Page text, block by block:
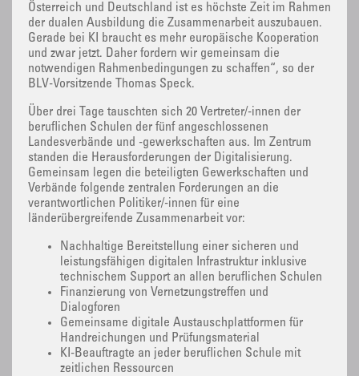
Österreich und Deutschland ist es höchste Zeit im Rahmen
der dualen Ausbildung die Zusammenarbeit auszubauen.
Gerade bei KI braucht es mehr europäische Kooperation
und zwar jetzt. Daher fordern wir gemeinsam die
notwendigen Rahmenbedingungen zu schaffen“, so der
BLV-Vorsitzende Thomas Speck.
Über drei Tage tauschten sich 20 Vertreter/-innen der
beruflichen Schulen der fünf angeschlossenen
Landesverbände und -gewerkschaften aus. Im Zentrum
standen die Herausforderungen der Digitalisierung.
Gemeinsam legen die beteiligten Gewerkschaften und
Verbände folgende zentralen Forderungen an die
verantwortlichen Politiker/-innen für eine
länderübergreifende Zusammenarbeit vor:
Nachhaltige Bereitstellung einer sicheren und
leistungsfähigen digitalen Infrastruktur inklusive
technischem Support an allen beruflichen Schulen
Finanzierung von Vernetzungstreffen und
Dialogforen
Gemeinsame digitale Austauschplattformen für
Handreichungen und Prüfungsmaterial
KI-Beauftragte an jeder beruflichen Schule mit
zeitlichen Ressourcen